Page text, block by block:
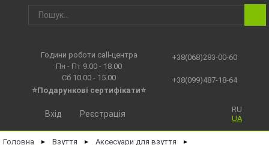
Години роботи call-центра
Пн - Пт 9.00 - 18.00
Сб 10.00 - 15.00
⭐Подарункові сертифікати⭐
+38(068)283-00-60
+38(099)487-18-64
RU
UA
Вхід Реєстрація
Головна ► Взуття ► Аксесуари для взуття ►